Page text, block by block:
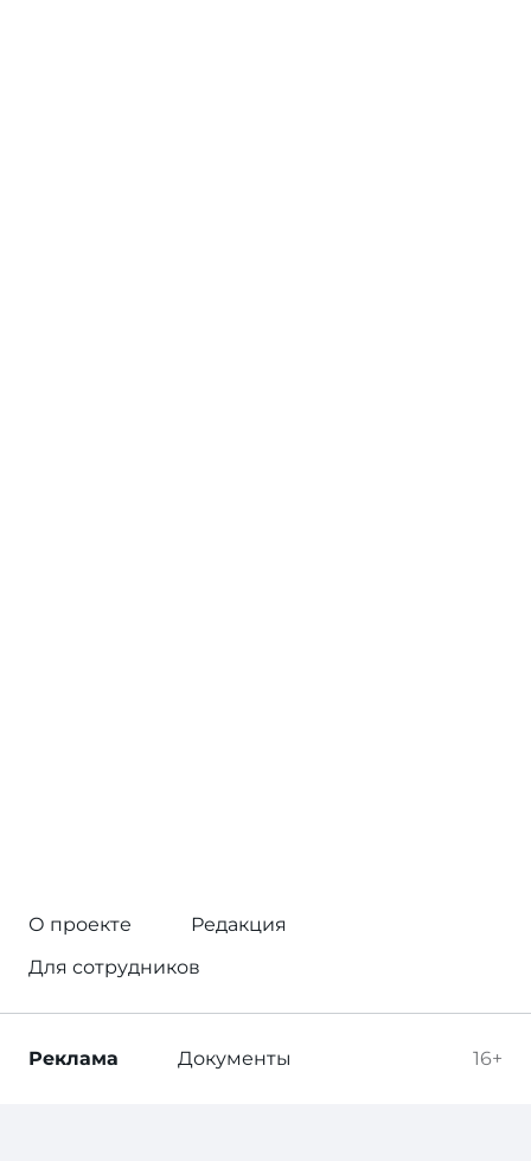
О проекте
Редакция
Для сотрудников
16+
Реклама Документы